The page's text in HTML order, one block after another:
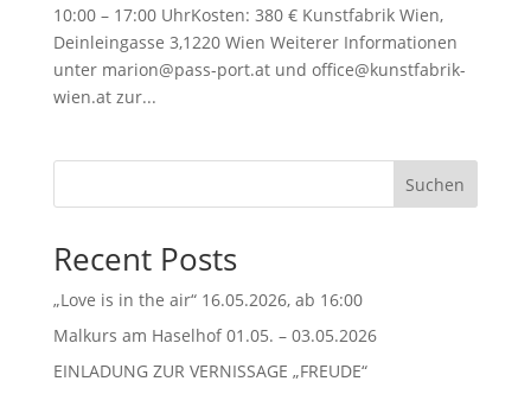
10:00 – 17:00 UhrKosten: 380 € Kunstfabrik Wien,
Deinleingasse 3,1220 Wien Weiterer Informationen
unter marion@pass-port.at und office@kunstfabrik-
wien.at zur...
Suchen
Recent Posts
„Love is in the air“ 16.05.2026, ab 16:00
Malkurs am Haselhof 01.05. – 03.05.2026
EINLADUNG ZUR VERNISSAGE „FREUDE“